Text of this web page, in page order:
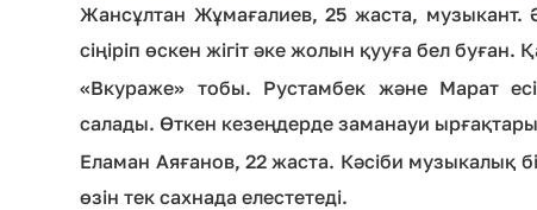
Жансұлтан Жұмағалиев, 25 жаста,
сіңіріп өскен жігіт әке жолын қууға бел буған.
«Вкураже» тобы. Рустамбек және Марат
салады. Өткен кезеңдерде заманауи
Еламан Аяғанов, 22 жаста. Кәсіби музыкалық
өзін тек сахнада елестетеді.